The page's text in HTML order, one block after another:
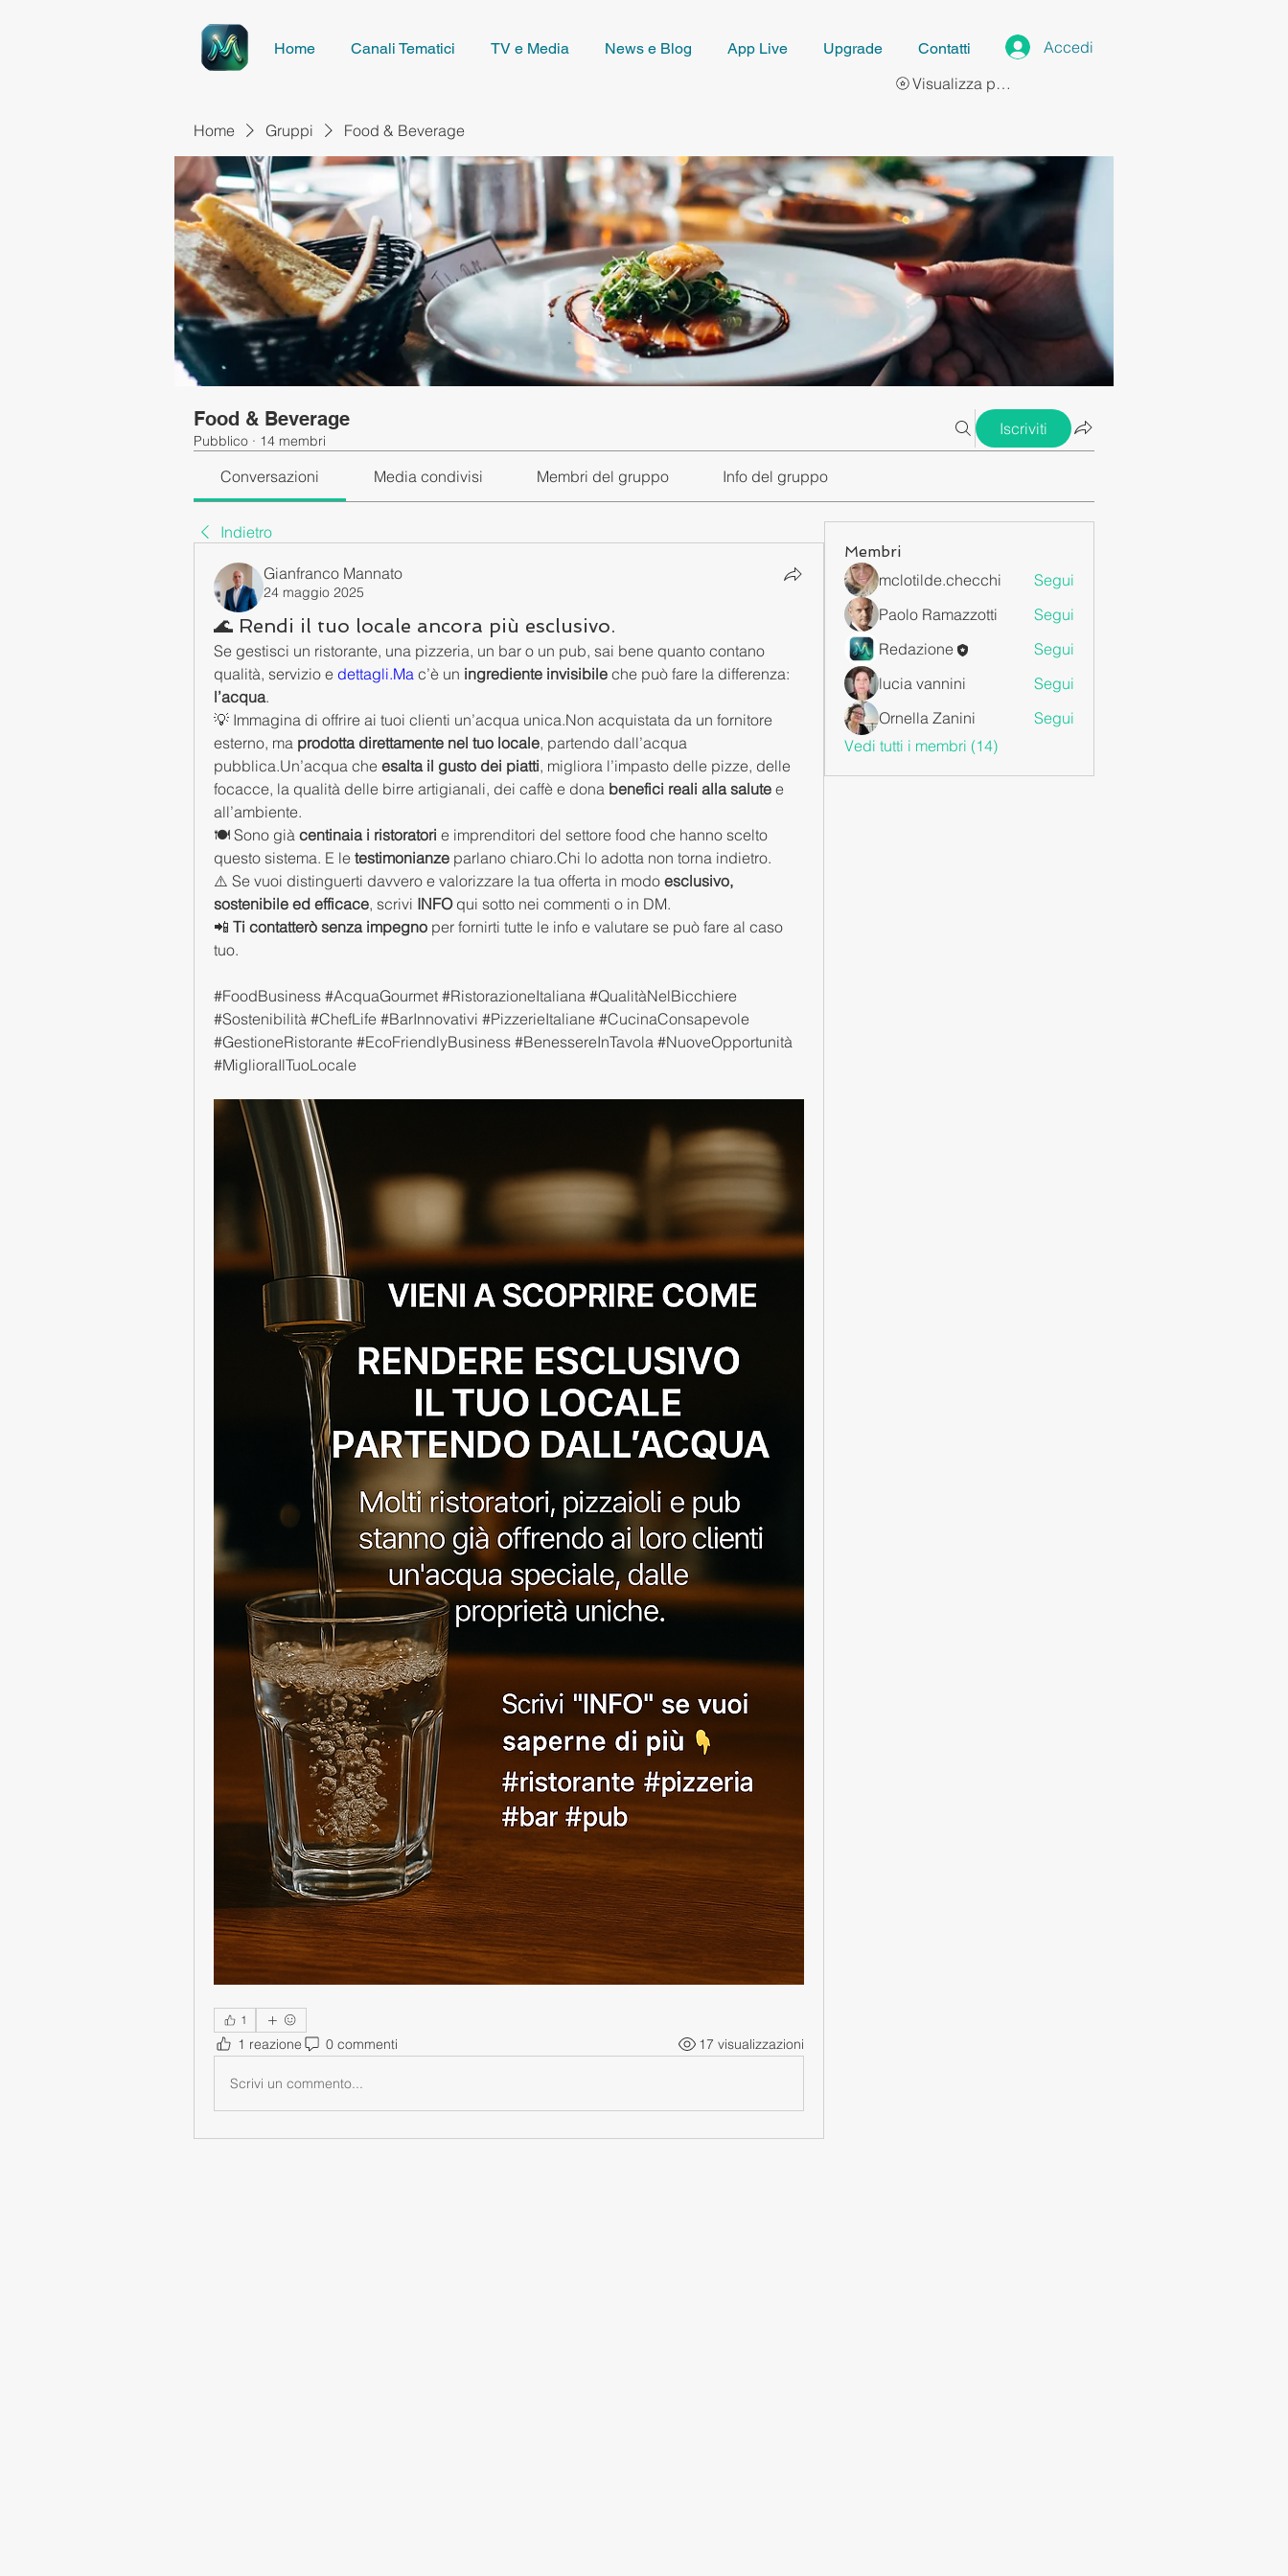
Home Canali Tematici TV e Media News e Blog App Live Upgrade Contatti
Accedi
Visualizza punti
Home Gruppi Food & Beverage
Food & Beverage
Pubblico · 14 membri
Iscriviti
Conversazioni Media condivisi Membri del gruppo Info del gruppo
Indietro
Gianfranco Mannato
24 maggio 2025
🌊 Rendi il tuo locale ancora più esclusivo.
Se gestisci un ristorante, una pizzeria, un bar o un pub, sai bene quanto contano
qualità, servizio e dettagli.Ma c’è un ingrediente invisibile
l’acqua.
💡 Immagina di offrire ai tuoi clienti un’acqua unica.Non acquistata da un fornitore
esterno, ma prodotta direttamente nel tuo locale, partendo dall’acqua
pubblica.Un’acqua che esalta il gusto dei piatti, migliora l’impasto delle pizze, delle
focacce, la qualità delle birre artigianali, dei caffè e dona benefici reali alla salute e
all’ambiente.
🍽️ Sono già centinaia i ristoratori e imprenditori del settore food che hanno scelto
questo sistema. E le testimonianze parlano chiaro.Chi lo adotta non torna indietro.
⚠️ Se vuoi distinguerti davvero e valorizzare la tua offerta in modo esclusivo,
sostenibile ed efficace, scrivi INFO qui sotto nei commenti o in DM.
📲 Ti contatterò senza impegno per fornirti tutte le info e valutare se può fare al caso
tuo.
#FoodBusiness #AcquaGourmet #RistorazioneItaliana #QualitàNelBicchiere
#Sostenibilità #ChefLife #BarInnovativi #PizzerieItaliane #CucinaConsapevole
#GestioneRistorante #EcoFriendlyBusiness #BenessereInTavola #NuoveOpportunità
#MiglioraIlTuoLocale
1
1 reazione 0 commenti 17 visualizzazioni
Scrivi un commento...
Membri
mclotilde.checchi
Segui
Paolo Ramazzotti
Segui
Redazione
Segui
lucia vannini
Segui
Ornella Zanini
Segui
Vedi tutti i membri (14)